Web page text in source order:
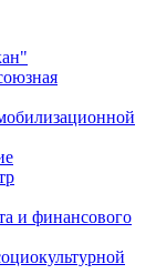
и финансового